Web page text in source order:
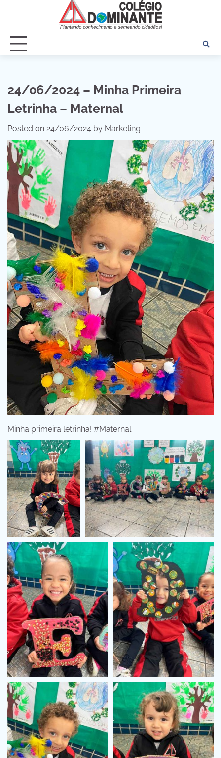
24/06/2024 – Minha Primeira
Letrinha – Maternal
Posted on 24/06/2024 by Marketing
Minha primeira letrinha! #Maternal